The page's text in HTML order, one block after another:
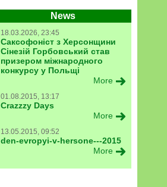
News
18.03.2026, 23:45
Саксофоніст з Херсонщини
Сінезій Горбовський став
призером міжнародного
конкурсу у Польщі
More
01.08.2015, 13:17
Crazzzy Days
More
13.05.2015, 09:52
den-evropyi-v-hersone---2015
More